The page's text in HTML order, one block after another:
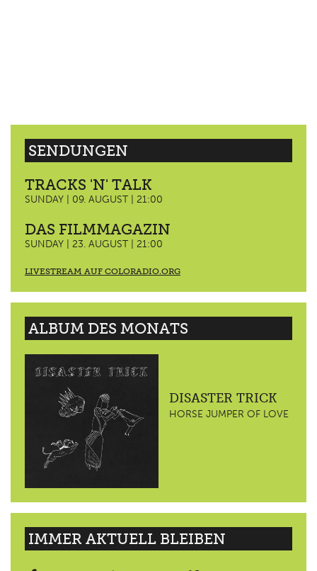
SENDUNGEN
TRACKS 'N' TALK
SUNDAY | 09. AUGUST | 21:00
DAS FILMMAGAZIN
SUNDAY | 23. AUGUST | 21:00
LIVESTREAM AUF COLORADIO.ORG
ALBUM DES MONATS
DISASTER TRICK
HORSE JUMPER OF LOVE
IMMER AKTUELL BLEIBEN